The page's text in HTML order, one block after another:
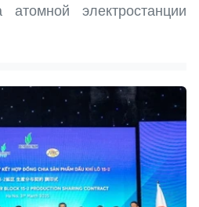
атомной электростанции